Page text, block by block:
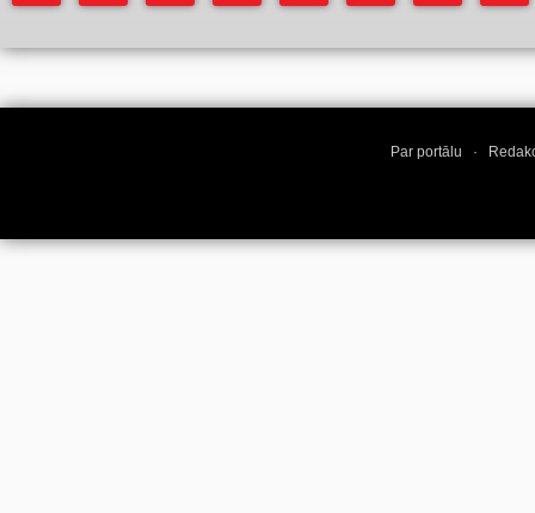
Par portālu ·